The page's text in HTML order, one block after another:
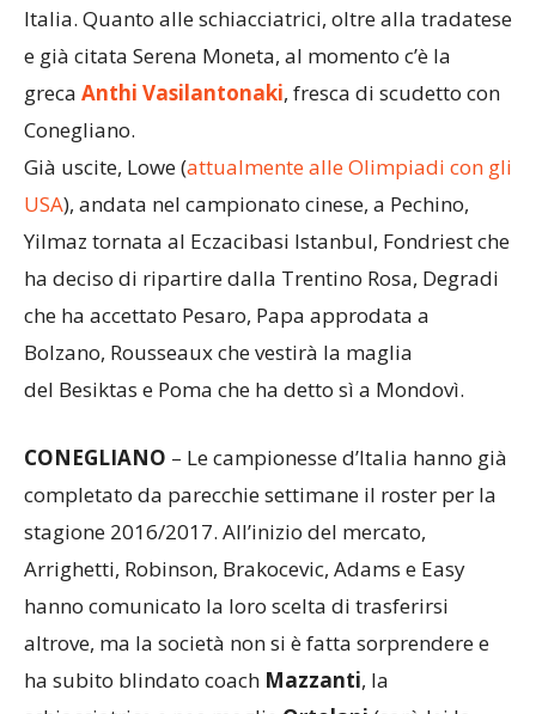
Italia. Quanto alle schiacciatrici, oltre alla tradatese
e già citata Serena Moneta, al momento c’è la
greca Anthi Vasilantonaki, fresca di scudetto con
Conegliano.
Già uscite, Lowe (attualmente alle Olimpiadi con gli
USA), andata nel campionato cinese, a Pechino,
Yilmaz tornata al Eczacibasi Istanbul, Fondriest che
ha deciso di ripartire dalla Trentino Rosa, Degradi
che ha accettato Pesaro, Papa approdata a
Bolzano, Rousseaux che vestirà la maglia
del Besiktas e Poma che ha detto sì a Mondovì.
CONEGLIANO – Le campionesse d’Italia hanno già
completato da parecchie settimane il roster per la
stagione 2016/2017. All’inizio del mercato,
Arrighetti, Robinson, Brakocevic, Adams e Easy
hanno comunicato la loro scelta di trasferirsi
altrove, ma la società non si è fatta sorprendere e
ha subito blindato coach Mazzanti, la